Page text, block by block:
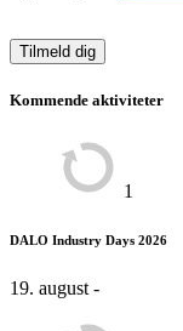
Kommende aktiviteter
1
DALO Industry Days 2026
19. august -